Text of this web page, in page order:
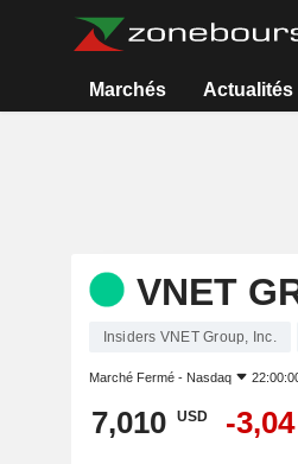
Marchés Actualités
VNET
Insiders VNET Group, Inc.
Marché Fermé - Nasdaq
7,010 USD -